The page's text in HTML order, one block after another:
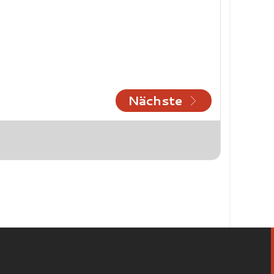
Nächste